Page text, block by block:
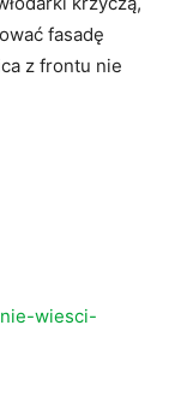
fasadę
z frontu nie
wiesci-